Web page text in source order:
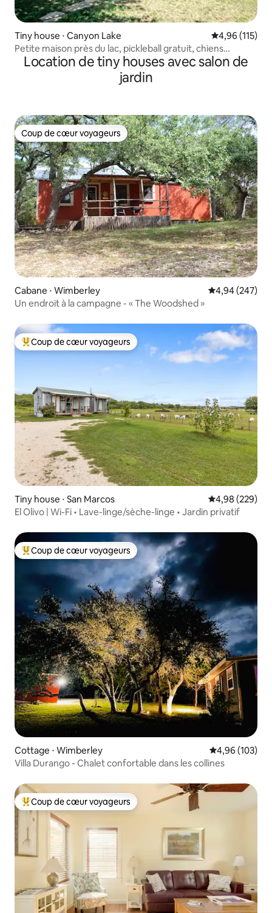
Tiny house ⋅ Canyon Lake Évaluation
4,96 (115)
Petite maison près du lac, pickleball gratuit, chiens
acceptés
Location de tiny houses avec salon de
jardin
Coup de cœur voyageurs
Coup de cœur voyageurs
Cabane ⋅ Wimberley Évaluation
4,94 (247)
Un endroit à la campagne - « The Woodshed »
Coups de cœur voyageurs les plus appréciés
Coup de cœur voyageurs
Tiny house ⋅ San Marcos Évaluation
4,98 (229)
El Olivo | Wi-Fi • Lave-linge/sèche-linge • Jardin privatif
Coups de cœur voyageurs les plus appréciés
Coup de cœur voyageurs
Cottage ⋅ Wimberley Évaluation
4,96 (103)
Villa Durango - Chalet confortable dans les collines
Coups de cœur voyageurs les plus appréciés
Coup de cœur voyageurs